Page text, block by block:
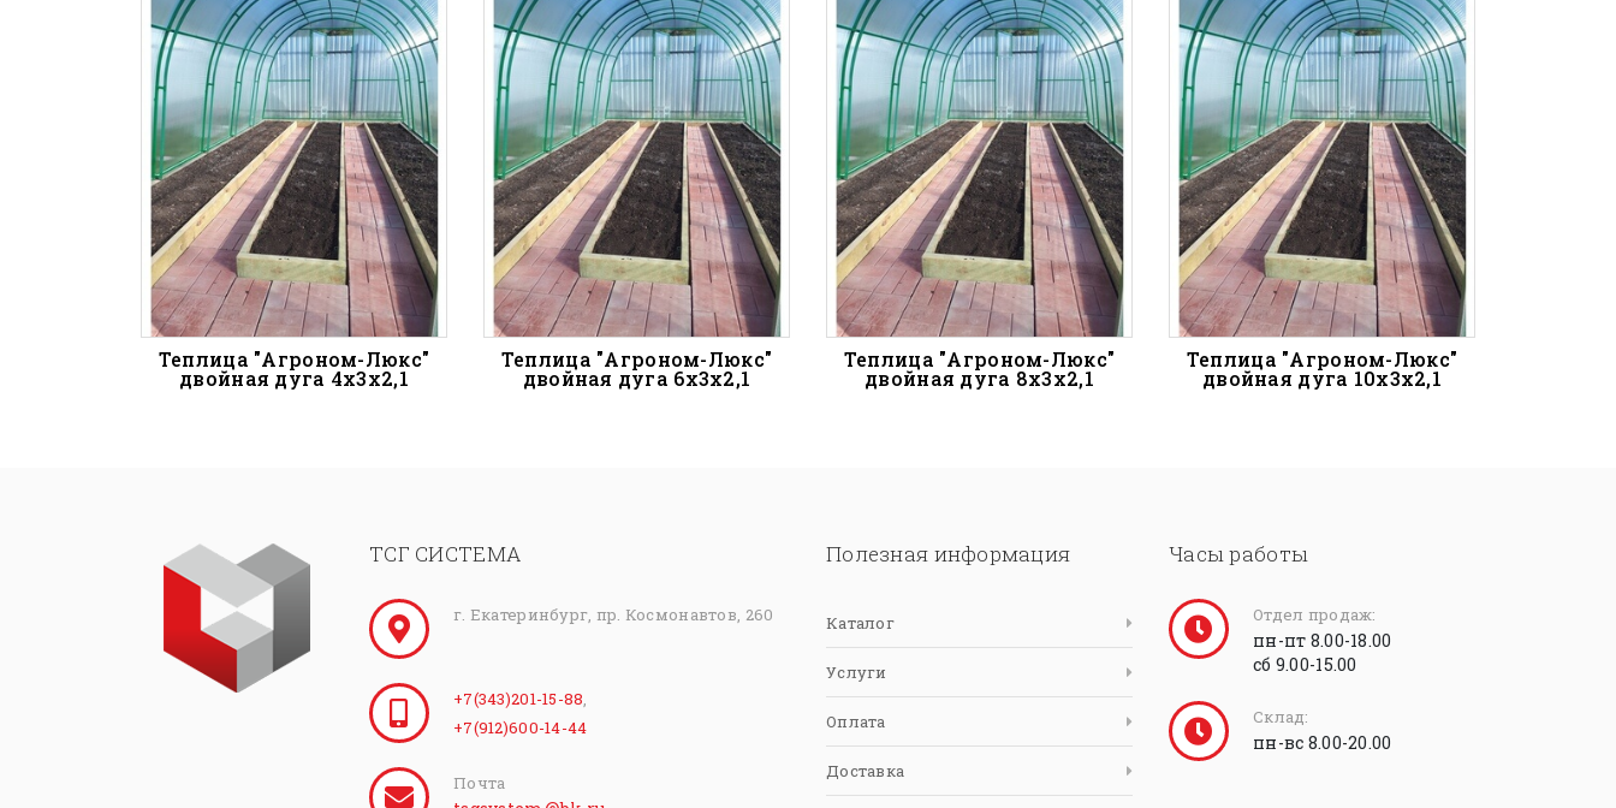
Теплица "Агроном-Люкс"
двойная дуга 4х3х2,1
Теплица "Агроном-Люкс"
двойная дуга 6х3х2,1
Теплица "Агроном-Люкс"
двойная дуга 8х3х2,1
Теплица "Агроном-Люкс"
двойная дуга 10х3х2,1
ТСГ СИСТЕМА
г. Екатеринбург, пр. Космонавтов, 260
+7(343)201-15-88,
+7(912)600-14-44
Почта
Полезная информация
Каталог
Услуги
Оплата
Доставка
Часы работы
Отдел продаж:
пн-пт 8.00-18.00
сб 9.00-15.00
Склад:
пн-вс 8.00-20.00